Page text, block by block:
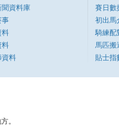
聞資料庫
事
料
料
資料
賽日數
初出馬
騎練配
馬匹搬
貼士指
。